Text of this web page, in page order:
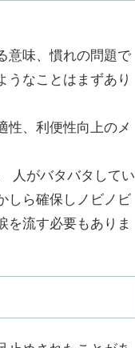
意味、慣れの問題で
うなことはまずあり
性、利便性向上のメ
人がバタバタしてい
しら確保しノビノビ
を流す必要もありま